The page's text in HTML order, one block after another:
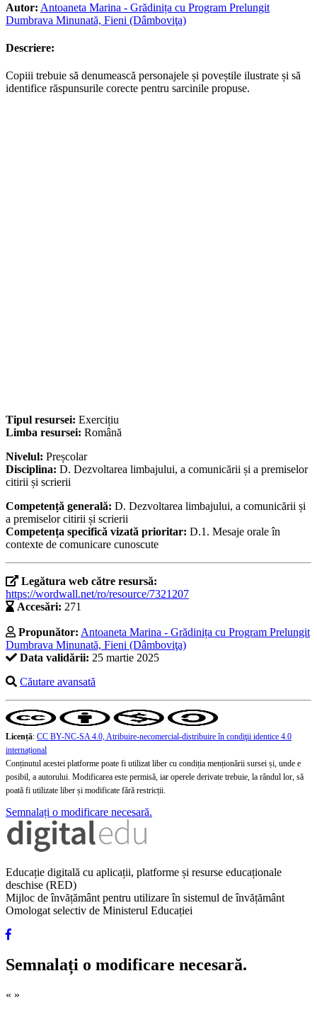
Autor: Antoaneta Marina - Grădinița cu Program Prelungit
Dumbrava Minunată, Fieni (Dâmboviţa)
Descriere:
Copiii trebuie să denumească personajele și poveștile ilustrate și să
identifice răspunsurile corecte pentru sarcinile propuse.
Tipul resursei: Exercițiu
Limba resursei: Română
Nivelul: Preșcolar
Disciplina: D. Dezvoltarea limbajului, a comunicării și a premiselor
citirii și scrierii
Competență generală: D. Dezvoltarea limbajului, a comunicării și
a premiselor citirii și scrierii
Competența specifică vizată prioritar: D.1. Mesaje orale în
contexte de comunicare cunoscute
Legătura web către resursă:
https://wordwall.net/ro/resource/7321207
Accesări: 271
Propunător: Antoaneta Marina - Grădinița cu Program Prelungit
Dumbrava Minunată, Fieni (Dâmboviţa)
Data validării: 25 martie 2025
Căutare avansată
Licență: CC BY-NC-SA 4.0, Atribuire-necomercial-distribuire în condiţii identice 4.0
internațional
Conținutul acestei platforme poate fi utilizat liber cu condiția menționării sursei și, unde e
posibil, a autorului. Modificarea este permisă, iar operele derivate trebuie, la rândul lor, să
poată fi utilizate liber și modificate fără restricții.
Semnalați o modificare necesară.
Educație digitală cu aplicații, platforme și resurse educaționale
deschise (RED)
Mijloc de învățământ pentru utilizare în sistemul de învățământ
Omologat selectiv de Ministerul Educației
Semnalați o modificare necesară.
« »